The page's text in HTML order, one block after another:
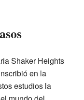
Shaker Heights
en la
estudios la